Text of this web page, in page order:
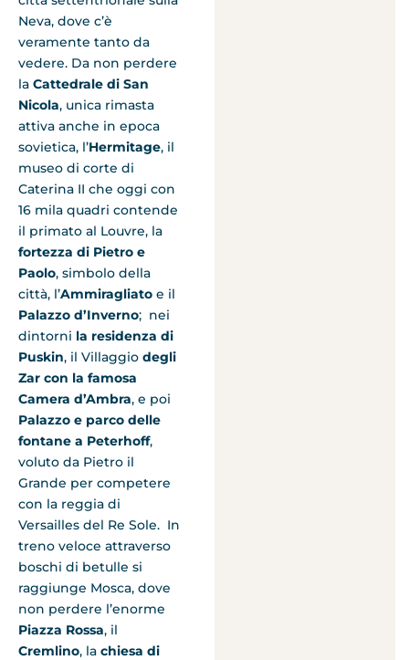
Neva, dove c’è
veramente tanto da
vedere. Da non perdere
la Cattedrale di San
Nicola, unica rimasta
attiva anche in epoca
sovietica, l’Hermitage, il
museo di corte di
Caterina II che oggi con
16 mila quadri contende
il primato al Louvre, la
fortezza di Pietro e
Paolo, simbolo della
città, l’Ammiragliato e il
Palazzo d’Inverno; nei
dintorni la residenza di
Puskin, il Villaggio degli
Zar con la famosa
Camera d’Ambra, e poi
Palazzo e parco delle
fontane a Peterhoff,
voluto da Pietro il
Grande per competere
con la reggia di
Versailles del Re Sole. In
treno veloce attraverso
boschi di betulle si
raggiunge Mosca, dove
non perdere l’enorme
Piazza Rossa, il
Cremlino, la chiesa di